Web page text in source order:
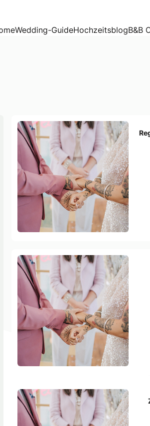
Wedding-GuideHochzeitsblogB&B